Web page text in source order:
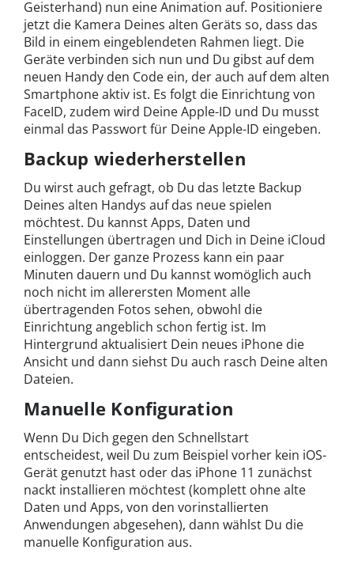
Geisterhand) nun eine Animation auf. Positioniere
jetzt die Kamera Deines alten Geräts so, dass das
Bild in einem eingeblendeten Rahmen liegt. Die
Geräte verbinden sich nun und Du gibst auf dem
neuen Handy den Code ein, der auch auf dem alten
Smartphone aktiv ist. Es folgt die Einrichtung von
FaceID, zudem wird Deine Apple-ID und Du musst
einmal das Passwort für Deine Apple-ID eingeben.
Backup wiederherstellen
Du wirst auch gefragt, ob Du das letzte Backup
Deines alten Handys auf das neue spielen
möchtest. Du kannst Apps, Daten und
Einstellungen übertragen und Dich in Deine iCloud
einloggen. Der ganze Prozess kann ein paar
Minuten dauern und Du kannst womöglich auch
noch nicht im allerersten Moment alle
übertragenden Fotos sehen, obwohl die
Einrichtung angeblich schon fertig ist. Im
Hintergrund aktualisiert Dein neues iPhone die
Ansicht und dann siehst Du auch rasch Deine alten
Dateien.
Manuelle Konfiguration
Wenn Du Dich gegen den Schnellstart
entscheidest, weil Du zum Beispiel vorher kein iOS-
Gerät genutzt hast oder das iPhone 11 zunächst
nackt installieren möchtest (komplett ohne alte
Daten und Apps, von den vorinstallierten
Anwendungen abgesehen), dann wählst Du die
manuelle Konfiguration aus.